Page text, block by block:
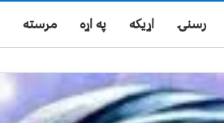
رسنۍ اړیکه په اړه مرسته